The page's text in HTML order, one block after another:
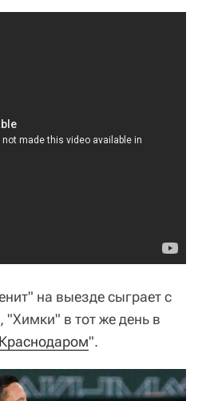
на выезде сыграет с
"Химки" в тот же день в
Краснодаром".